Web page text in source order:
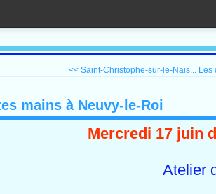
<< Saint-Christophe-sur-le-Nais... Les
mains à Neuvy-le-Roi
Mercredi 17 juin
Atelier